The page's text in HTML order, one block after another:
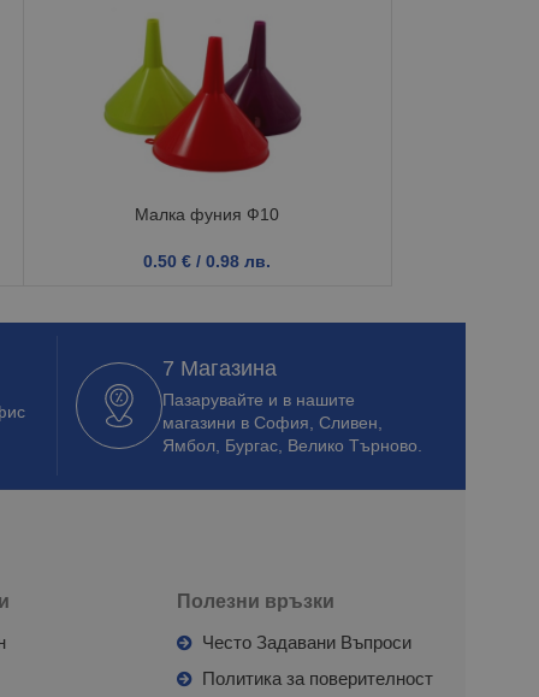
Малка фуния Ф10
0.50 € / 0.98 лв.
7 Магазина
Пазарувайте и в нашите
магазини в София, Сливен,
Ямбол, Бургас, Велико Търново.
Полезни връзки
Често Задавани Въпроси
Политика за поверителност